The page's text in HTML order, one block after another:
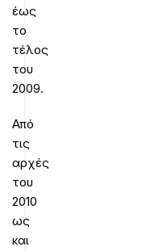
έως
το
τέλος
του
2009.
Από
τις
αρχές
του
2010
ως
και